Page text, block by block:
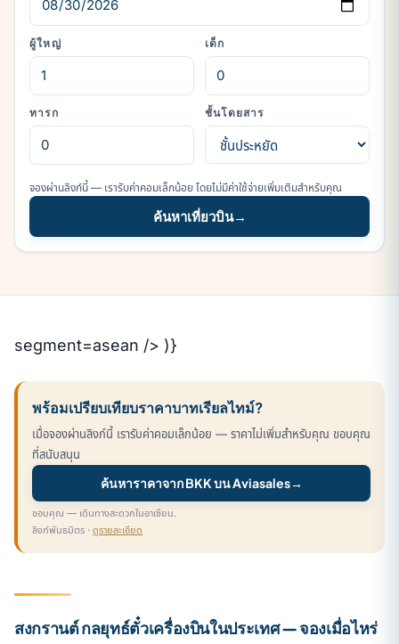
ผู้ใหญ่ เด็ก
ทารก ชั้นโดยสาร
จองผ่านลิงก์นี้ — เรารับค่าคอมเล็กน้อย โดยไม่มีค่าใช้จ่ายเพิ่มเติมสำหรับคุณ
ค้นหาเที่ยวบิน→
segment=asean /> )}
พร้อมเปรียบเทียบราคาบาทเรียลไทม์?
เมื่อจองผ่านลิงก์นี้ เรารับค่าคอมเล็กน้อย — ราคาไม่เพิ่มสำหรับคุณ ขอบคุณ
ที่สนับสนุน
ค้นหาราคาจาก BKK บน Aviasales→
ขอบคุณ — เดินทางสะดวกในอาเซียน.
ลิงก์พันธมิตร · ดูรายละเอียด
สงกรานต์ กลยุทธ์ตั๋วเครื่องบินในประเทศ — จองเมื่อไหร่